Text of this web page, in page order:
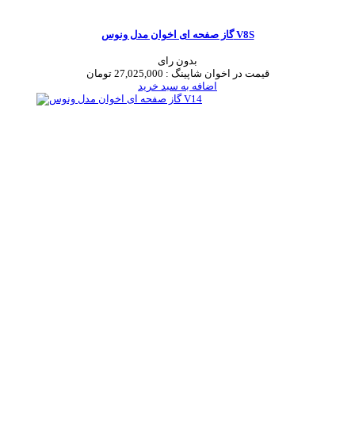
گاز صفحه ای اخوان مدل ونوس V8S
بدون رای
قیمت در اخوان شاپینگ : 27,025,000 تومان
اضافه به سبد خرید